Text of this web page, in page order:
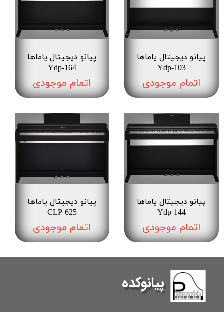
پیانو دیجیتال یاماها
Ydp-103
اتمام موجودی
پیانو دیجیتال یاماها
Ydp-164
اتمام موجودی
پیانو دیجیتال یاماها
Ydp 144
اتمام موجودی
پیانو دیجیتال یاماها
CLP 625
اتمام موجودی
پیانوکده